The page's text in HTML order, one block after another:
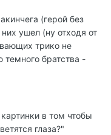
(герой без
ушел (ну отходя от
трико не
темного братства -
в том чтобы
глаза?"